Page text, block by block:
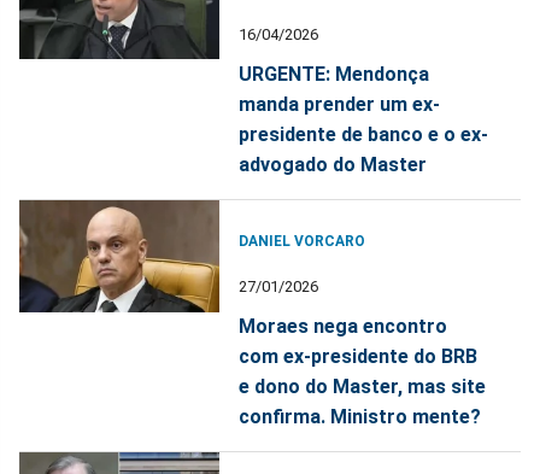
16/04/2026
URGENTE: Mendonça
manda prender um ex-
presidente de banco e o ex-
advogado do Master
DANIEL VORCARO
27/01/2026
Moraes nega encontro
com ex-presidente do BRB
e dono do Master, mas site
confirma. Ministro mente?